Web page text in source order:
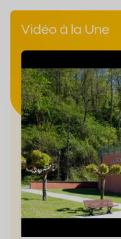
Vidéo à la Une